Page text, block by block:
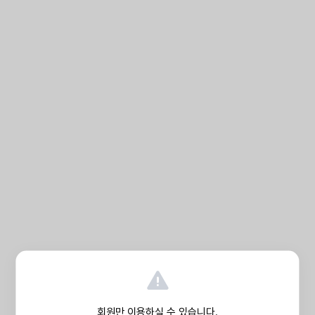
회원만 이용하실 수 있습니다.